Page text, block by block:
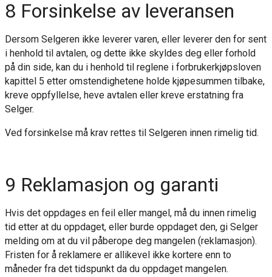
8 Forsinkelse av leveransen
Dersom Selgeren ikke leverer varen, eller leverer den for sent
i henhold til avtalen, og dette ikke skyldes deg eller forhold
på din side, kan du i henhold til reglene i forbrukerkjøpsloven
kapittel 5 etter omstendighetene holde kjøpesummen tilbake,
kreve oppfyllelse, heve avtalen eller kreve erstatning fra
Selger.
Ved forsinkelse må krav rettes til Selgeren innen rimelig tid.
9 Reklamasjon og garanti
Hvis det oppdages en feil eller mangel, må du innen rimelig
tid etter at du oppdaget, eller burde oppdaget den, gi Selger
melding om at du vil påberope deg mangelen (reklamasjon).
Fristen for å reklamere er allikevel ikke kortere enn to
måneder fra det tidspunkt da du oppdaget mangelen.